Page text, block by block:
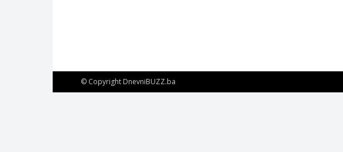
© Copyright DnevniBUZZ.ba